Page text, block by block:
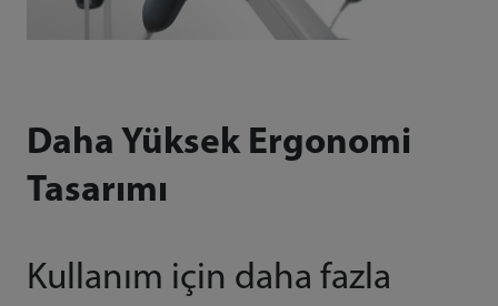
Daha Yüksek Ergonomi
Tasarımı
Kullanım için daha fazla